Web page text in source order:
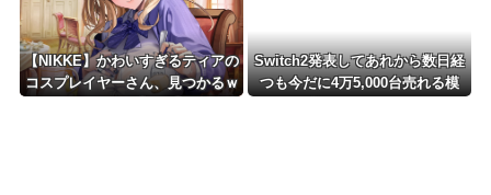
【NIKKE】かわいすぎるティアの
コスプレイヤーさん、見つかるｗ
Switch2発表してあれから数日経
つも今だに4万5,000台売れる模